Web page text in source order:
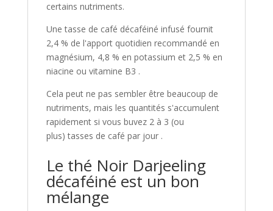
certains nutriments.
Une tasse de café décaféiné infusé fournit
2,4 % de l'apport quotidien recommandé en
magnésium, 4,8 % en potassium et 2,5 % en
niacine ou vitamine B3 .
Cela peut ne pas sembler être beaucoup de
nutriments, mais les quantités s'accumulent
rapidement si vous buvez 2 à 3 (ou
plus) tasses de café par jour .
Le thé Noir Darjeeling
décaféiné est un bon
mélange